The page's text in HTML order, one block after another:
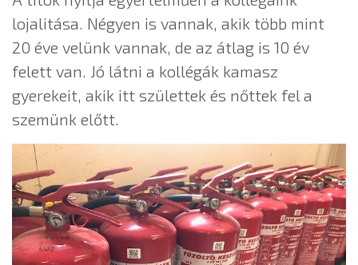
lojalitása. Négyen is vannak, akik több mint
20 éve velünk vannak, de az átlag is 10 év
felett van. Jó látni a kollégák kamasz
gyerekeit, akik itt születtek és nőttek fel a
szemünk előtt.